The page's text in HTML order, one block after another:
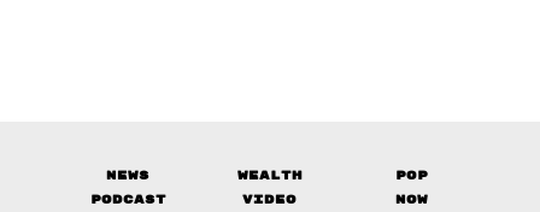
News Wealth
Pop
Podcast
Video
Now